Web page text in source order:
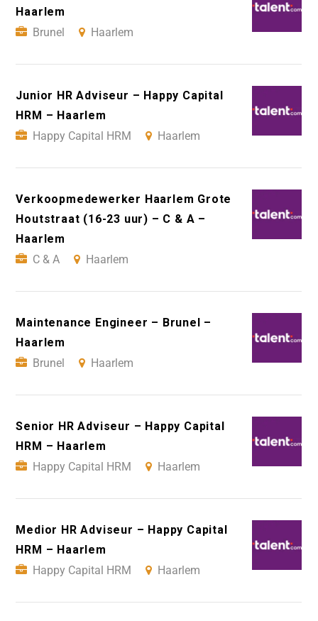
Haarlem
Brunel
Haarlem
Junior HR Adviseur – Happy Capital
HRM – Haarlem
Happy Capital HRM
Haarlem
Verkoopmedewerker Haarlem Grote
Houtstraat (16-23 uur) – C & A –
Haarlem
C & A
Haarlem
Maintenance Engineer – Brunel –
Haarlem
Brunel
Haarlem
Senior HR Adviseur – Happy Capital
HRM – Haarlem
Happy Capital HRM
Haarlem
Medior HR Adviseur – Happy Capital
HRM – Haarlem
Happy Capital HRM
Haarlem